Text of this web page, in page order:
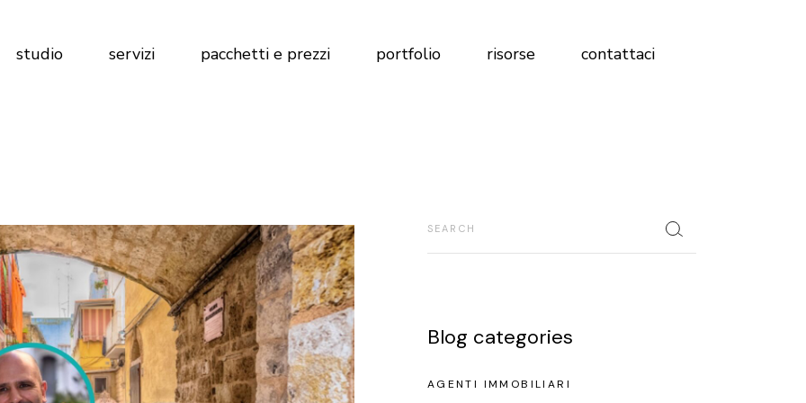
studio servizi
Marketing per Hotel
pacchetti e prezzi portfolio risorse
Libro marketing immobiliare 2026
contattaci
Blog categories
AGENTI IMMOBILIARI